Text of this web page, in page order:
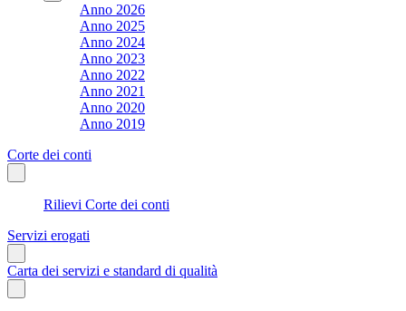
Anno 2026
Anno 2025
Anno 2024
Anno 2023
Anno 2022
Anno 2021
Anno 2020
Anno 2019
Corte dei conti
Rilievi Corte dei conti
Servizi erogati
Carta dei servizi e standard di qualità